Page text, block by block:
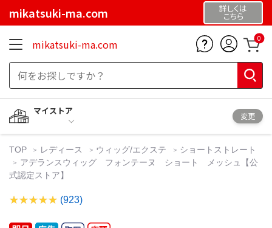
mikatsuki-ma.com 詳しくは
こちら
mikatsuki-ma.com 0
マイストア
変更
TOP レディース ウィッグ/エクステ
ショートストレート
アデランスウィッグ フォンテーヌ ショート メッシュ【公
式認定ストア】
(923)